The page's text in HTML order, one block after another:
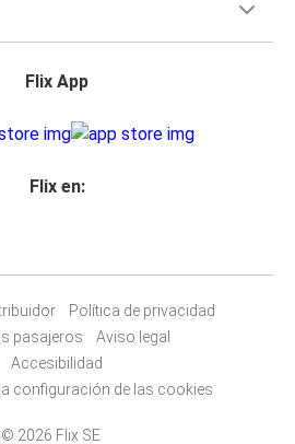
Flix App
Flix en:
Política de privacidad
pasajeros
Aviso legal
Accesibilidad
configuración de las cookies
© 2026 Flix SE